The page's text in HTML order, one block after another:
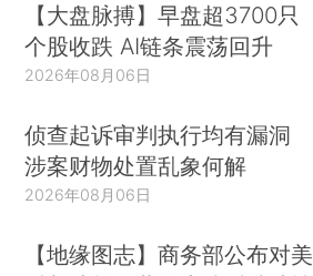
【大盘脉搏】早盘超3700只
个股收跌 AI链条震荡回升
2026年08月06日
侦查起诉审判执行均有漏洞
涉案财物处置乱象何解
2026年08月06日
【地缘图志】商务部公布对美